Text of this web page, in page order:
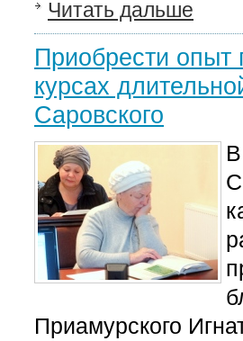
Читать дальше
Приобрести опыт
курсах
Саровского
Приамурского